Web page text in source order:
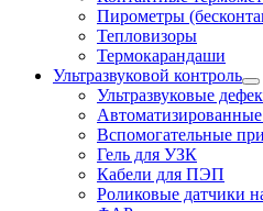
Пирометры
Тепловизоры
Термокарандаши
Ультразвуковой контроль
Ультразвуковые
Вспомогательные
Гель для УЗК
Кабели для ПЭП
Роликовые датчики